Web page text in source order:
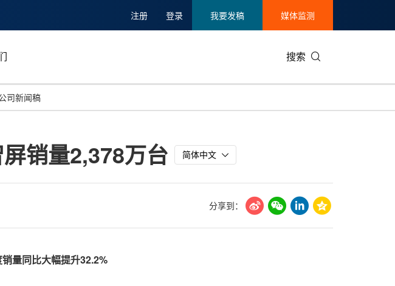
注册 登录 我要发稿 媒体监测
搜索
投资并购
碳中和
美国临床肿瘤学会(ASCO)
能源化工与环保
娱乐时尚与艺术
马来西亚
新加坡
司新闻稿
销量2,378万台 简体中文
分享到：
量同比大幅提升32.2%